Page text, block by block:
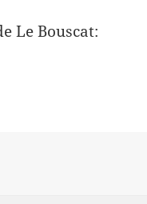
Le Bouscat: